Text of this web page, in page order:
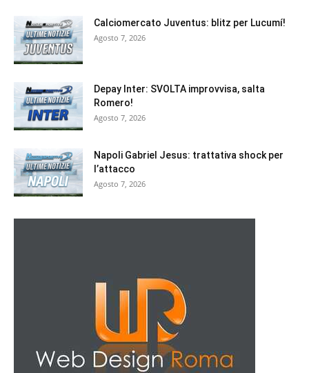
Calciomercato Juventus: blitz per Lucumí!
Agosto 7, 2026
Depay Inter: SVOLTA improvvisa, salta
Romero!
Agosto 7, 2026
Napoli Gabriel Jesus: trattativa shock per
l’attacco
Agosto 7, 2026